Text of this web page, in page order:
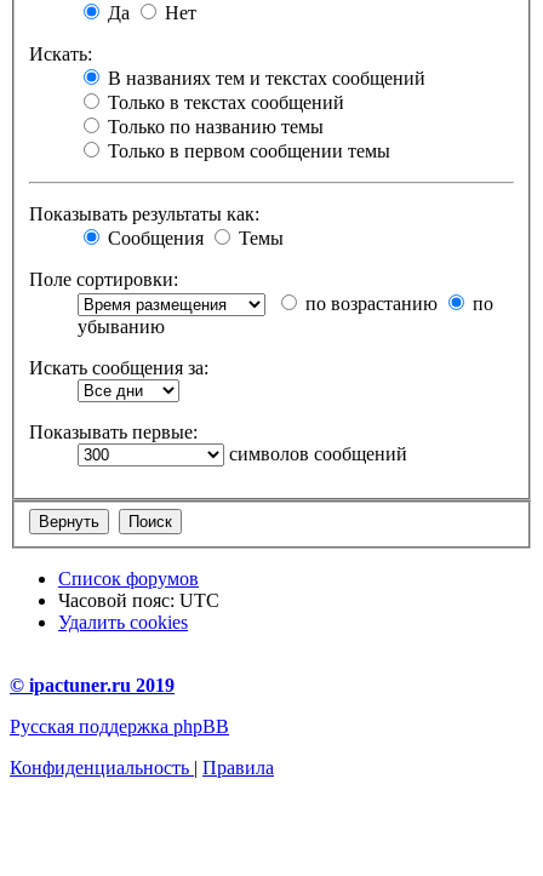
Да
Нет
Искать:
В названиях тем и текстах сообщений
Только в текстах сообщений
Только по названию темы
Только в первом сообщении темы
Показывать результаты как:
Сообщения
Темы
Поле сортировки:
по возрастанию
по
убыванию
Искать сообщения за:
Показывать первые:
символов сообщений
Список форумов
Часовой пояс: UTC
Удалить cookies
© ipactuner.ru 2019
Русская поддержка phpBB
Конфиденциальность | Правила